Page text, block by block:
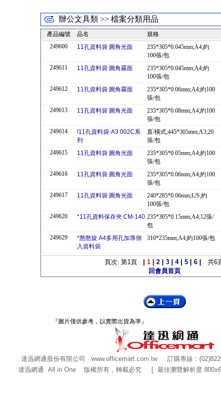
辦公文具類 >> 檔案分類用品
產品編號 品名
規格
249600
11孔資料袋 圓角光面
235*305*0.045mm;A4;約
100張/包
249611
11孔資料袋 圓角霧面
235*305*0.045mm;A4;約
100張/包
249612
11孔資料袋 圓角霧面
235*305*0.06mm;A4;約100
張/包
249613
11孔資料袋 圓角光面
235*305*0.08mm;A4;約100
張/包
249614
!11孔資料袋-A3 002C系
列
直/橫式;445*305mm;A3;20
張/包
249615
11孔資料袋 圓角光面
235*305*0.05mm;A4;約100
張/包
249616
11孔資料袋 圓角光面
235*305*0.06mm;A4;約100
張/包
249617
11孔資料袋 圓角光面
240*285*0.06mm;L/S;約
100張/包
249620
*11孔資料保存夾 CM-140 235*305*0.15mm;A4;12張/
包
249629
*憨憨旋 A4多用孔加厚側
入資料袋
310*235mm;A4;約100張/包
頁次: 第1頁 1 2 3 4| 5 6 共6
回會員首頁
『圖片僅供參考，以實際出貨為準』
達迅網通股份有限公司 www.officemart.com.tw訂購專線：
達迅網通 All in One 版權所有，轉載必究 [ 最佳瀏覽解析度